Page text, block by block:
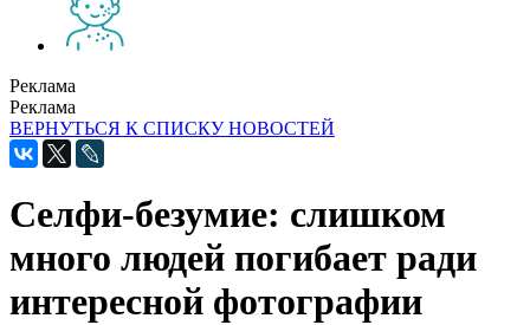
Реклама
Реклама
ВЕРНУТЬСЯ К СПИСКУ НОВОСТЕЙ
Селфи-безумие: слишком
много людей погибает ради
интересной фотографии